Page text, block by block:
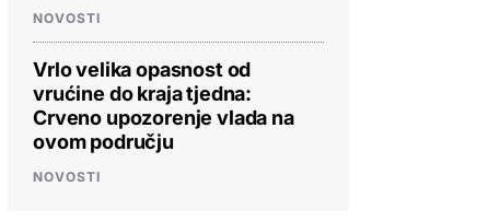
NOVOSTI
Vrlo velika opasnost od
vrućine do kraja tjedna:
Crveno upozorenje vlada na
ovom području
NOVOSTI